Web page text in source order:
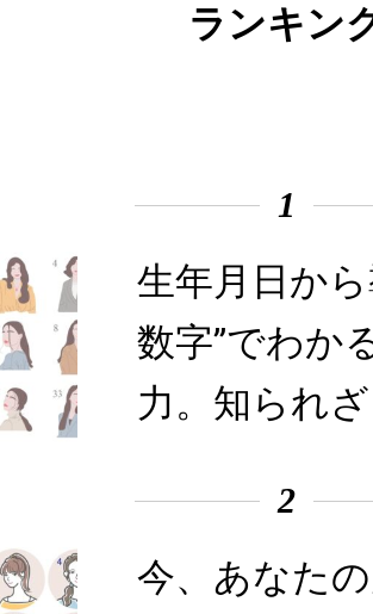
ランキン
1
生年月日か
数字”でわか
力。知られ
2
今、あなた